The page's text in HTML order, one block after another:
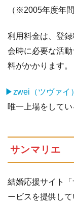
（※2005年度年
利用料金は、登
会時に必要な活
料がかかります。
▶zwei（ツヴァイ）
唯一上場をして
サンマリエ
結婚応援サイト
ービスを提供して